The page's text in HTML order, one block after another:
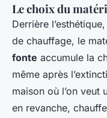
Le choix du
Derrière
de chauffage, le
fonte accumule la
même après
maison où l’on veut
en revanche,